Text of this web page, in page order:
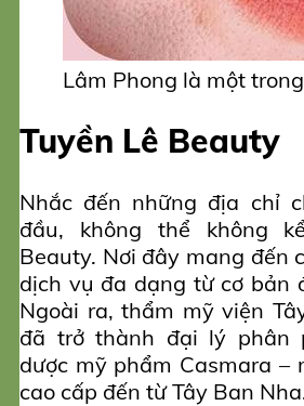
Lâm Phong là một
Tuyền Lê Beauty
Nhắc đến những địa chỉ
đầu, không thể không
Beauty. Nơi đây mang đến
dịch vụ đa dạng từ cơ bản
Ngoài ra, thẩm mỹ viện
đã trở thành đại lý phân
dược mỹ phẩm Casmara –
cao cấp đến từ Tây Ban